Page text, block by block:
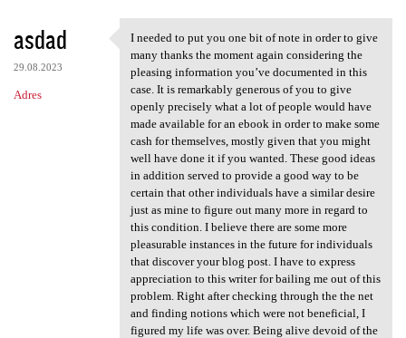
asdad
29.08.2023
Adres
I needed to put you one bit
I needed to put you one bit of note in order to give
many thanks the moment again considering the
pleasing information you’ve documented in this
case. It is remarkably generous of you to give
openly precisely what a lot of people would have
made available for an ebook in order to make some
cash for themselves, mostly given that you might
well have done it if you wanted. These good ideas
in addition served to provide a good way to be
certain that other individuals have a similar desire
just as mine to figure out many more in regard to
this condition. I believe there are some more
pleasurable instances in the future for individuals
that discover your blog post. I have to express
appreciation to this writer for bailing me out of this
problem. Right after checking through the the net
and finding notions which were not beneficial, I
figured my life was over. Being alive devoid of the